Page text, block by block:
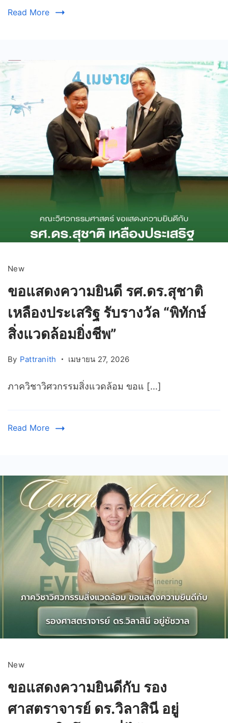
Read More
New
ขอแสดงความยินดี รศ.ดร.สุชาติ
เหลืองประเสริฐ รับรางวัล “พิทักษ์
สิ่งแวดล้อมยิ่งชีพ”
By Pattranith เมษายน 27, 2026
ภาควิชาวิศวกรรมสิ่งแวดล้อม ขอแ […]
Read More
New
ขอแสดงความยินดีกับ รอง
ศาสตราจารย์ ดร.วิลาสินี อยู่